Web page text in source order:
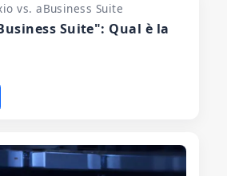
vs. aBusiness Suite
Suite": Qual è la